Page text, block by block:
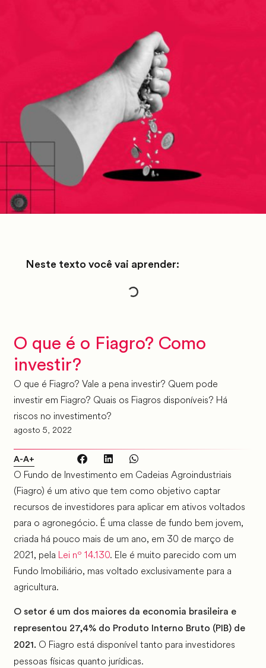
O que é o Fiagro? Como
investir?
O que é Fiagro? Vale a pena investir? Quem pode
investir em Fiagro? Quais os Fiagros disponíveis? Há
riscos no investimento?
agosto 5, 2022
A-A+
O Fundo de Investimento em Cadeias Agroindustriais
(Fiagro) é um ativo que tem como objetivo captar
recursos de investidores para aplicar em ativos voltados
para o agronegócio. É uma classe de fundo bem jovem,
criada há pouco mais de um ano, em 30 de março de
2021, pela Lei nº 14.130. Ele é muito parecido com um
Fundo Imobiliário, mas voltado exclusivamente para a
agricultura.
O setor é um dos maiores da economia brasileira e
representou 27,4% do Produto Interno Bruto (PIB) de
2021. O Fiagro está disponível tanto para investidores
pessoas físicas quanto jurídicas.
Neste texto você vai aprender: